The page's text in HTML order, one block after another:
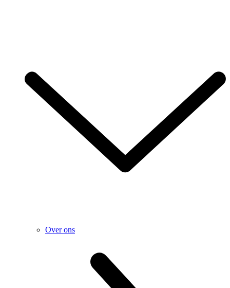
Over ons